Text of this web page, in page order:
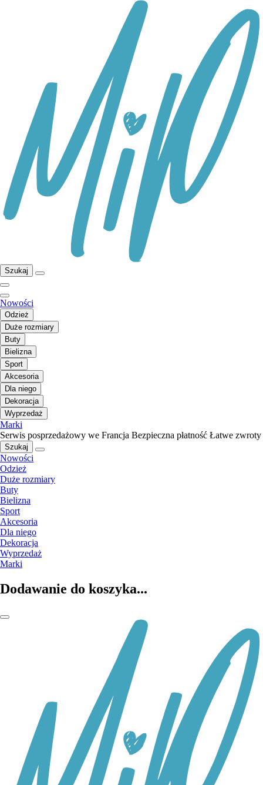
Szukaj
Nowości
Odzież
Duże rozmiary
Buty
Bielizna
Sport
Akcesoria
Dla niego
Dekoracja
Wyprzedaż
Marki
Serwis posprzedażowy we Francja Bezpieczna płatność Łatwe zwroty
Szukaj
Nowości
Odzież
Duże rozmiary
Buty
Bielizna
Sport
Akcesoria
Dla niego
Dekoracja
Wyprzedaż
Marki
Dodawanie do koszyka...